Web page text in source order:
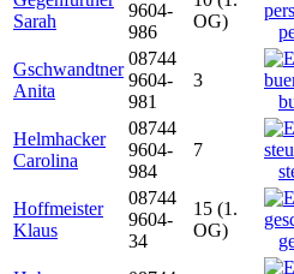
Sarah
9604-
986
OG)
Gschwandtner
Anita
08744
9604-
981
3
Helmhacker
Carolina
08744
9604-
984
7
Hoffmeister
Klaus
08744
9604-
34
15 (1.
OG)